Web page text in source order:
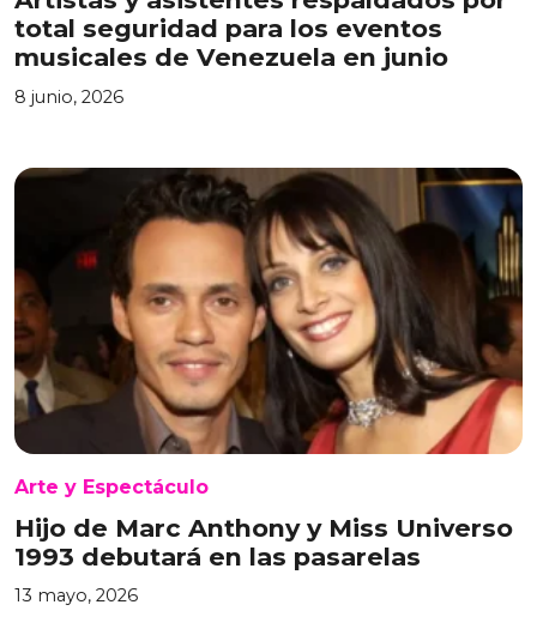
total seguridad para los eventos
musicales de Venezuela en junio
8 junio, 2026
Arte y Espectáculo
Hijo de Marc Anthony y Miss Universo
1993 debutará en las pasarelas
13 mayo, 2026